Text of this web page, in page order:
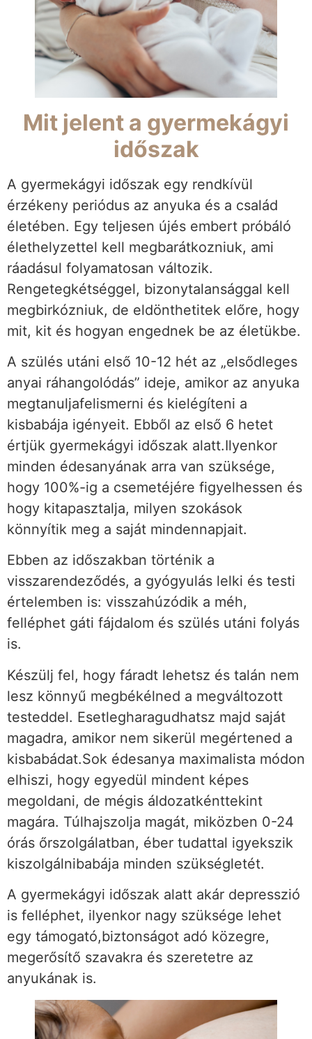
Mit jelent a gyermekágyi
időszak
A gyermekágyi időszak egy rendkívül
érzékeny periódus az anyuka és a család
életében. Egy teljesen újés embert próbáló
élethelyzettel kell megbarátkozniuk, ami
ráadásul folyamatosan változik.
Rengetegkétséggel, bizonytalansággal kell
megbirkózniuk, de eldönthetitek előre, hogy
mit, kit és hogyan engednek be az életükbe.
A szülés utáni első 10-12 hét az „elsődleges
anyai ráhangolódás” ideje, amikor az anyuka
megtanuljafelismerni és kielégíteni a
kisbabája igényeit. Ebből az első 6 hetet
értjük gyermekágyi időszak alatt.Ilyenkor
minden édesanyának arra van szüksége,
hogy 100%-ig a csemetéjére figyelhessen és
hogy kitapasztalja, milyen szokások
könnyítik meg a saját mindennapjait.
Ebben az időszakban történik a
visszarendeződés, a gyógyulás lelki és testi
értelemben is: visszahúzódik a méh,
felléphet gáti fájdalom és szülés utáni folyás
is.
Készülj fel, hogy fáradt lehetsz és talán nem
lesz könnyű megbékélned a megváltozott
testeddel. Esetlegharagudhatsz majd saját
magadra, amikor nem sikerül megértened a
kisbabádat.Sok édesanya maximalista módon
elhiszi, hogy egyedül mindent képes
megoldani, de mégis áldozatkénttekint
magára. Túlhajszolja magát, miközben 0-24
órás őrszolgálatban, éber tudattal igyekszik
kiszolgálnibabája minden szükségletét.
A gyermekágyi időszak alatt akár depresszió
is felléphet, ilyenkor nagy szüksége lehet
egy támogató,biztonságot adó közegre,
megerősítő szavakra és szeretetre az
anyukának is.